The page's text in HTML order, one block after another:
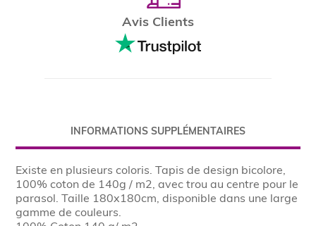
Avis Clients
INFORMATIONS SUPPLÉMENTAIRES
Existe en plusieurs coloris. Tapis de design bicolore,
100% coton de 140g / m2, avec trou au centre pour le
parasol. Taille 180x180cm, disponible dans une large
gamme de couleurs.